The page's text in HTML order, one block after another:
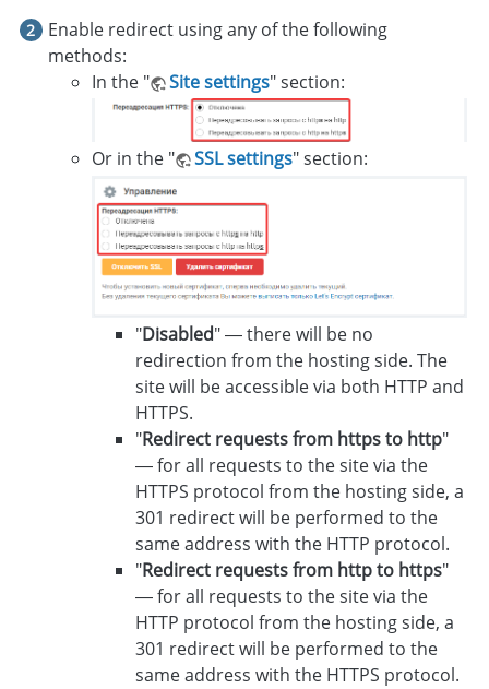
Enable redirect using any of the following
methods:
In the "
Site settings" section:
Or in the " SSL settings" section:
"Disabled" — there will be no
redirection from the hosting side. The
site will be accessible via both HTTP and
HTTPS.
"Redirect requests from https to http"
— for all requests to the site via the
HTTPS protocol from the hosting side, a
301 redirect will be performed to the
same address with the HTTP protocol.
"Redirect requests from http to https"
— for all requests to the site via the
HTTP protocol from the hosting side, a
301 redirect will be performed to the
same address with the HTTPS protocol.